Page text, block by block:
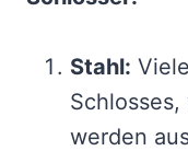
Stahl:
werden